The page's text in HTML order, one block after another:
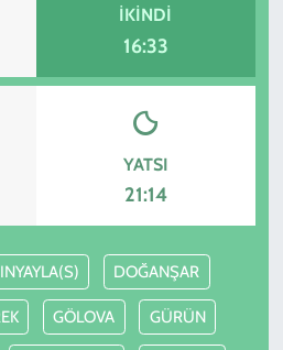
İKINDI
16:33
YATSI
21:14
DOĞANŞAR
GÖLOVA GÜRÜN